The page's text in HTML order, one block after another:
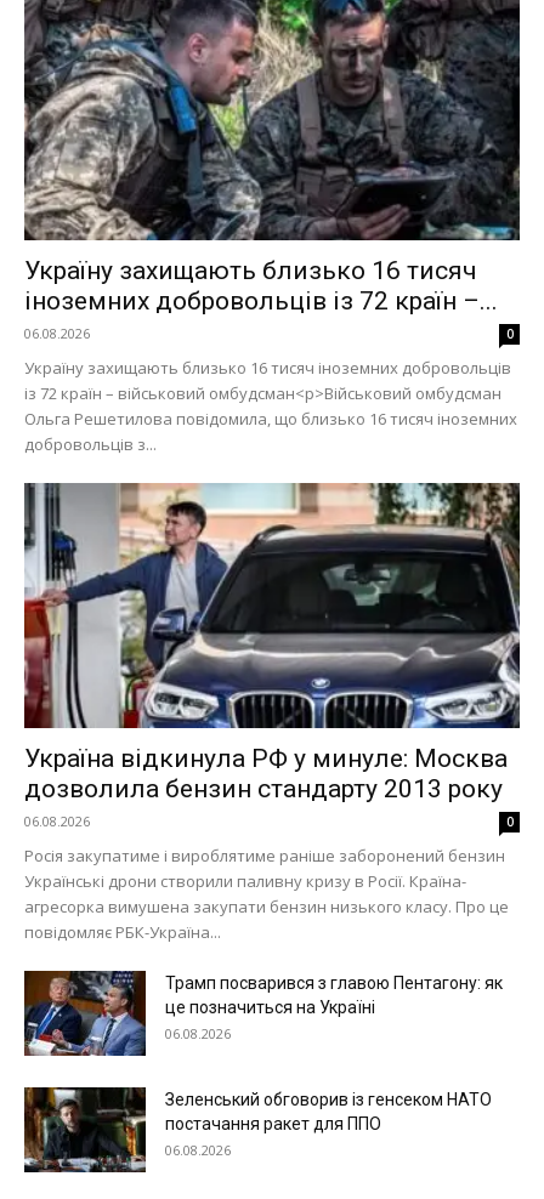
Україну захищають близько 16 тисяч
іноземних добровольців із 72 країн –...
06.08.2026 0
Україну захищають близько 16 тисяч іноземних добровольців
із 72 країн – військовий омбудсман<p>Військовий омбудсман
Ольга Решетилова повідомила, що близько 16 тисяч іноземних
добровольців з...
Україна відкинула РФ у минуле: Москва
дозволила бензин стандарту 2013 року
06.08.2026 0
Росія закупатиме і вироблятиме раніше заборонений бензин
Українські дрони створили паливну кризу в Росії. Країна-
агресорка вимушена закупати бензин низького класу. Про це
повідомляє РБК-Україна...
Трамп посварився з главою Пентагону: як
це позначиться на Україні
06.08.2026
Зеленський обговорив із генсеком НАТО
постачання ракет для ППО
06.08.2026